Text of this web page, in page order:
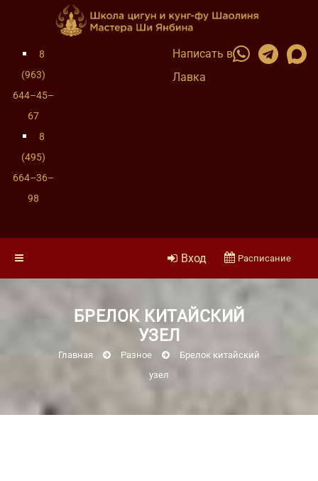
8
(963)
644–45–
67
8
(495)
664–36–
98
Написать в
Лавка
Вход Расписание
БРЕЛОК КИТАЙСКИЙ
УЗЕЛ
Главная Разное
Брелок китайский
узел